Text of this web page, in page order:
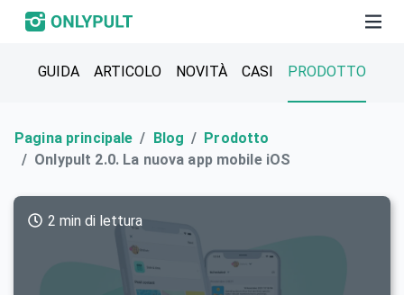
GUIDA ARTICOLO NOVITÀ СASI PRODOTTO
Pagina principale Blog
Prodotto
Onlypult 2.0. La nuova app mobile iOS
2 min di lettura